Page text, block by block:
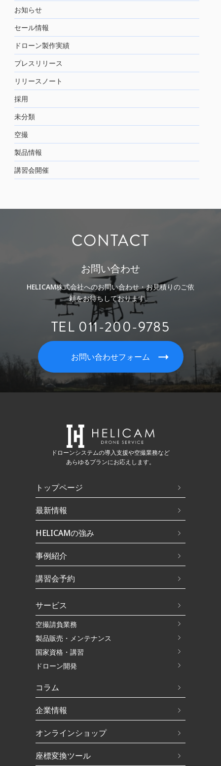
お知らせ
セール情報
ドローン製作実績
プレスリリース
リリースノート
採用
未分類
空撮
製品情報
講習会開催
CONTACT
お問い合わせ
HELICAM株式会社へのお問い合わせ・お見積りのご依
頼をお待ちしております。
TEL 011-200-9785
お問い合わせフォーム
ドローンシステムの導入支援や空撮業務など
あらゆるプランにお応えします。
トップページ
最新情報
HELICAMの強み
事例紹介
講習会予約
サービス
空撮請負業務
製品販売・メンテナンス
国家資格・講習
ドローン開発
コラム
企業情報
オンラインショップ
座標変換ツール